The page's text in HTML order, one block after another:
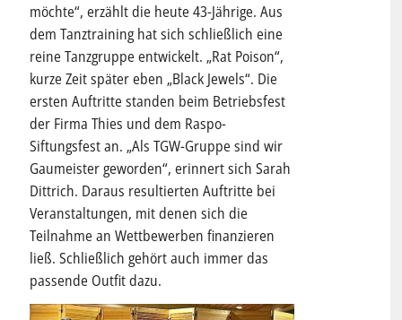
möchte“, erzählt die heute 43-Jährige. Aus
dem Tanztraining hat sich schließlich eine
reine Tanzgruppe entwickelt. „Rat Poison“,
kurze Zeit später eben „Black Jewels“. Die
ersten Auftritte standen beim Betriebsfest
der Firma Thies und dem Raspo-
Siftungsfest an. „Als TGW-Gruppe sind wir
Gaumeister geworden“, erinnert sich Sarah
Dittrich. Daraus resultierten Auftritte bei
Veranstaltungen, mit denen sich die
Teilnahme an Wettbewerben finanzieren
ließ. Schließlich gehört auch immer das
passende Outfit dazu.